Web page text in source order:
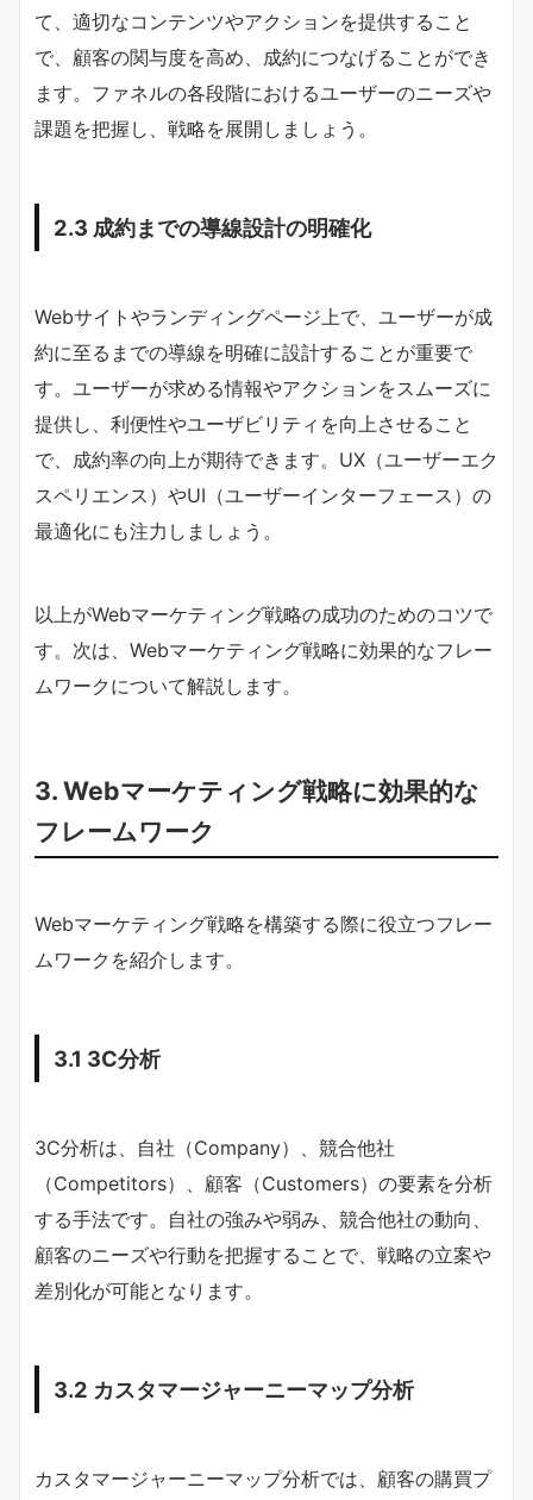
て、適切なコンテンツやアクションを提供すること
で、顧客の関与度を高め、成約につなげることができ
ます。ファネルの各段階におけるユーザーのニーズや
課題を把握し、戦略を展開しましょう。
2.3 成約までの導線設計の明確化
Webサイトやランディングページ上で、ユーザーが成
約に至るまでの導線を明確に設計することが重要で
す。ユーザーが求める情報やアクションをスムーズに
提供し、利便性やユーザビリティを向上させること
で、成約率の向上が期待できます。UX（ユーザーエク
スペリエンス）やUI（ユーザーインターフェース）の
最適化にも注力しましょう。
以上がWebマーケティング戦略の成功のためのコツで
す。次は、Webマーケティング戦略に効果的なフレー
ムワークについて解説します。
3. Webマーケティング戦略に効果的な
フレームワーク
Webマーケティング戦略を構築する際に役立つフレー
ムワークを紹介します。
3.1 3C分析
3C分析は、自社（Company）、競合他社
（Competitors）、顧客（Customers）の要素を分析
する手法です。自社の強みや弱み、競合他社の動向、
顧客のニーズや行動を把握することで、戦略の立案や
差別化が可能となります。
3.2 カスタマージャーニーマップ分析
カスタマージャーニーマップ分析では、顧客の購買プ